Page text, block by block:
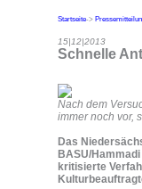
Startseite->
15|12|2013
Schnelle
Nach dem
immer noch vor,
Das
BASU/
kritisierte